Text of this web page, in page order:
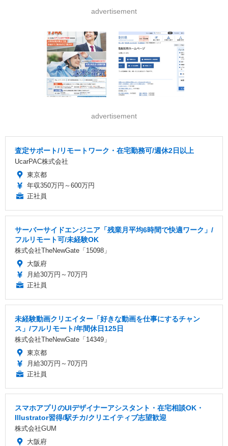
advertisement
advertisement
査定サポート/リモートワーク・在宅勤務可/週休2日以上
UcarPAC株式会社
東京都
年収350万円～600万円
正社員
サーバーサイドエンジニア「残業月平均6時間で快適ワーク」/
フルリモート可/未経験OK
株式会社TheNewGate「15098」
大阪府
月給30万円～70万円
正社員
未経験動画クリエイター「好きな動画を仕事にするチャン
ス」/フルリモート/年間休日125日
株式会社TheNewGate「14349」
東京都
月給30万円～70万円
正社員
スマホアプリのUIデザイナーアシスタント・在宅相談OK・
Illustrator習得/駅チカ/クリエイティブ志望歓迎
株式会社GUM
大阪府